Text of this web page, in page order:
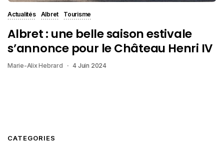
Actualités Albret Tourisme
Albret : une belle saison estivale
s’annonce pour le Château Henri IV
Marie-Alix Hebrard 4 Juin 2024
CATEGORIES